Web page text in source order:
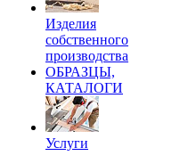
Изделия
собственного
производства
ОБРАЗЦЫ,
КАТАЛОГИ
Услуги